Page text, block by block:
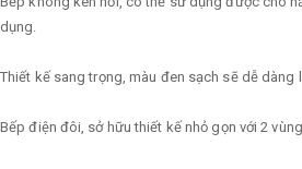
dụng.
Thiết kế sang trọng, màu đen sạch sẽ dễ dàng
Bếp điện đôi, sở hữu thiết kế nhỏ gọn với 2